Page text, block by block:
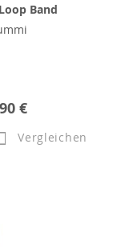
Band
€
Vergleichen